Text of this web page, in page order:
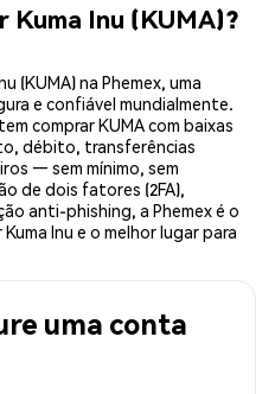
Kuma Inu (KUMA)?
(KUMA) na Phemex, uma
e confiável mundialmente.
comprar KUMA com baixas
débito, transferências
— sem mínimo, sem
de dois fatores (2FA),
anti-phishing, a Phemex é o
Inu e o melhor lugar para
uma conta